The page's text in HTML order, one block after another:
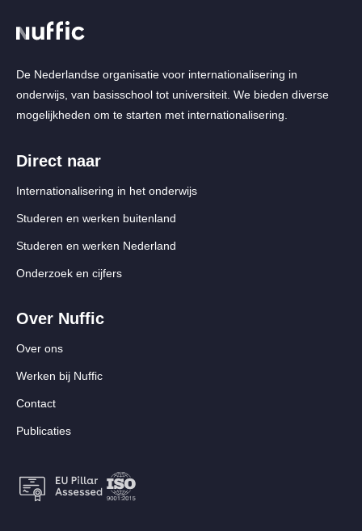
De Nederlandse organisatie voor internationalisering in
onderwijs, van basisschool tot universiteit. We bieden diverse
mogelijkheden om te starten met internationalisering.
Direct naar
Internationalisering in het onderwijs
Studeren en werken buitenland
Studeren en werken Nederland
Onderzoek en cijfers
Over Nuffic
Over ons
Werken bij Nuffic
Contact
Publicaties